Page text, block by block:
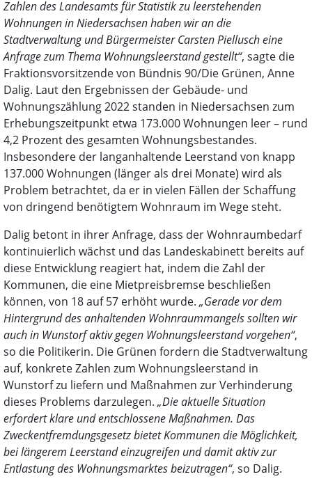
Zahlen des Landesamts für Statistik zu leerstehenden
Wohnungen in Niedersachsen haben wir an die
Stadtverwaltung und Bürgermeister Carsten Piellusch eine
Anfrage zum Thema Wohnungsleerstand gestellt“, sagte die
Fraktionsvorsitzende von Bündnis 90/Die Grünen, Anne
Dalig. Laut den Ergebnissen der Gebäude- und
Wohnungszählung 2022 standen in Niedersachsen zum
Erhebungszeitpunkt etwa 173.000 Wohnungen leer – rund
4,2 Prozent des gesamten Wohnungsbestandes.
Insbesondere der langanhaltende Leerstand von knapp
137.000 Wohnungen (länger als drei Monate) wird als
Problem betrachtet, da er in vielen Fällen der Schaffung
von dringend benötigtem Wohnraum im Wege steht.
Dalig betont in ihrer Anfrage, dass der Wohnraumbedarf
kontinuierlich wächst und das Landeskabinett bereits auf
diese Entwicklung reagiert hat, indem die Zahl der
Kommunen, die eine Mietpreisbremse beschließen
können, von 18 auf 57 erhöht wurde. „Gerade vor dem
Hintergrund des anhaltenden Wohnraummangels sollten wir
auch in Wunstorf aktiv gegen Wohnungsleerstand vorgehen“,
so die Politikerin. Die Grünen fordern die Stadtverwaltung
auf, konkrete Zahlen zum Wohnungsleerstand in
Wunstorf zu liefern und Maßnahmen zur Verhinderung
dieses Problems darzulegen. „Die aktuelle Situation
erfordert klare und entschlossene Maßnahmen. Das
Zweckentfremdungsgesetz bietet Kommunen die Möglichkeit,
bei längerem Leerstand einzugreifen und damit aktiv zur
Entlastung des Wohnungsmarktes beizutragen“, so Dalig.